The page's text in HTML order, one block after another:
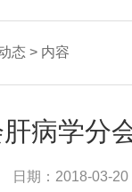
态 > 内容
病学分
日期：2018-03-20